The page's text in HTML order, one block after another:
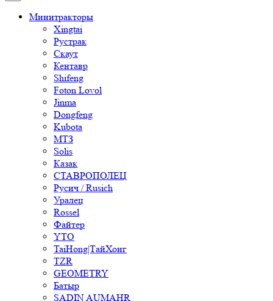
Минитракторы
Xingtai
Рустрак
Скаут
Кентавр
Shifeng
Foton Lovol
Jinma
Dongfeng
Kubota
МТЗ
Solis
Казак
СТАВРОПОЛЕЦ
Русич / Rusich
Уралец
Rossel
Файтер
YTO
TaiHong|ТайХонг
TZR
GEOMETRY
Батыр
SADIN AUMAHR